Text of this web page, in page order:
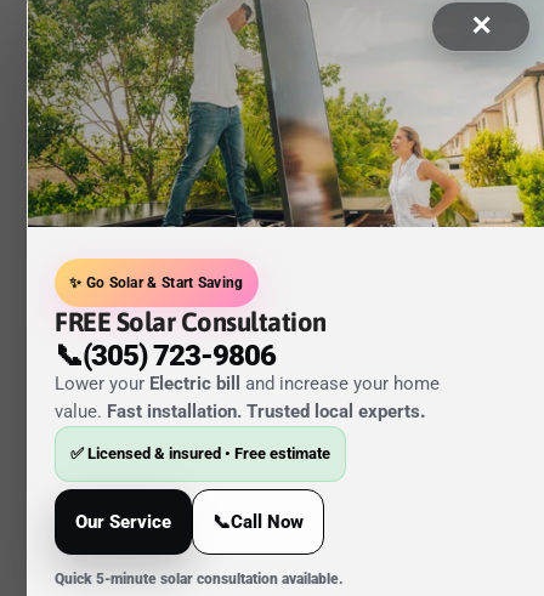
✕
✨ Go Solar & Start Saving
FREE Solar Consultation
📞(305) 723-9806
Lower your Electric bill
and increase your home
value. Fast installation. Trusted local experts.
✅ Licensed & insured • Free estimate
Our Service 📞Call Now
Quick 5-minute solar consultation available.